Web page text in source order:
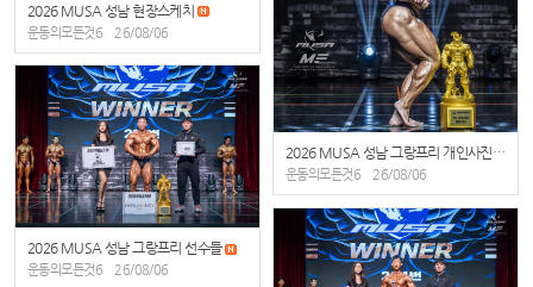
2026 MUSA 성남 현장스케치
운동의모든것6 26/08/06
2026 MUSA 성남 그랑프리 개인사진
운동의모든것6 26/08/06
2026 MUSA 성남 그랑프리 선수들
운동의모든것6 26/08/06